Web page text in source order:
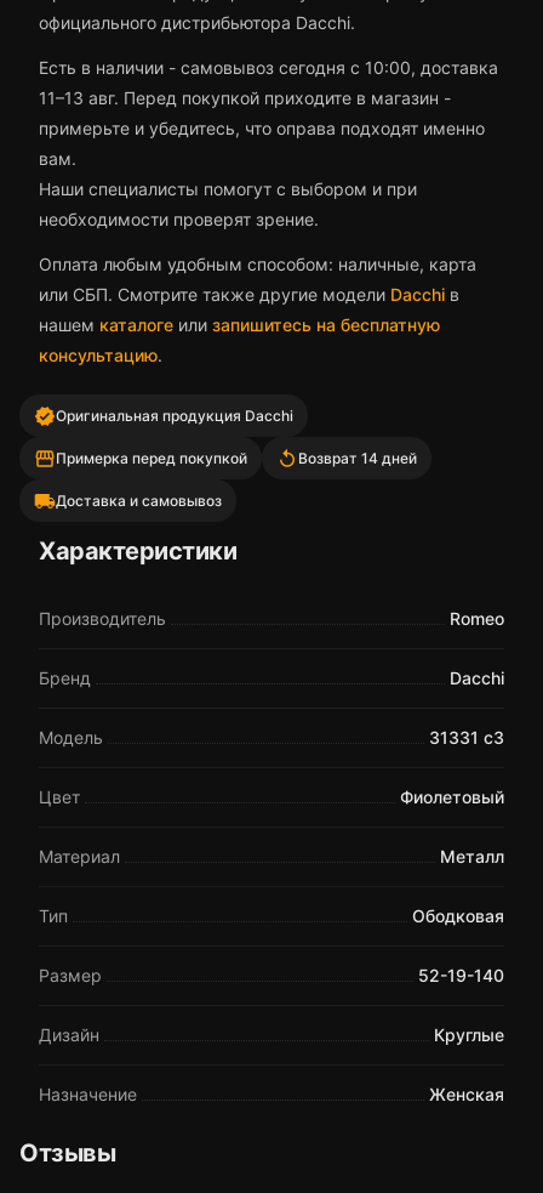
официального дистрибьютора Dacchi.
Есть в наличии - самовывоз сегодня с 10:00, доставка
11–13 авг. Перед покупкой приходите в магазин -
примерьте и убедитесь, что оправа подходят именно
вам.
Наши специалисты помогут с выбором и при
необходимости проверят зрение.
Оплата любым удобным способом: наличные, карта
или СБП. Смотрите также другие модели Dacchi в
нашем каталоге или запишитесь на бесплатную
консультацию.
verifiedОригинальная продукция Dacchi
storefrontПримерка перед покупкой replay Возврат 14 дней
local_shippingДоставка и самовывоз
Характеристики
Производитель Romeo
Бренд Dacchi
Модель 31331 c3
Цвет Фиолетовый
Материал Металл
Тип Ободковая
Размер 52-19-140
Дизайн Круглые
Назначение Женская
Отзывы